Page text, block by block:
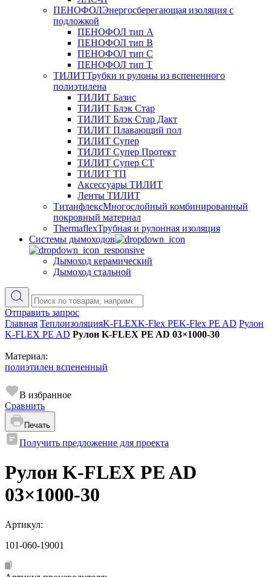
ПЕНОФОЛЭнергосберегающая изоляция с
подложкой
ПЕНОФОЛ тип А
ПЕНОФОЛ тип B
ПЕНОФОЛ тип C
ПЕНОФОЛ тип T
ТИЛИТТрубки и рулоны из вспененного
полиэтилена
ТИЛИТ Базис
ТИЛИТ Блэк Стар
ТИЛИТ Блэк Стар Дакт
ТИЛИТ Плавающий пол
ТИЛИТ Супер
ТИЛИТ Супер Протект
ТИЛИТ Супер СТ
ТИЛИТ ТП
Аксессуары ТИЛИТ
Ленты ТИЛИТ
ТитанфлексМногослойный комбинированный
покровный материал
ThermaflexТрубная и рулонная изоляция
Cистемы дымоходов
Дымоход керамический
Дымоход стальной
Отправить запрос
Главная ТеплоизоляцияK-FLEXK-Flex PEK-Flex PE AD Рулон
K-FLEX PE AD Рулон K-FLEX PE AD 03×1000-30
Материал:
полиэтилен вспененный
В избранное
Сравнить
Печать
Получить предложение для проекта
Рулон K-FLEX PE AD
03×1000-30
Артикул:
101-060-19001